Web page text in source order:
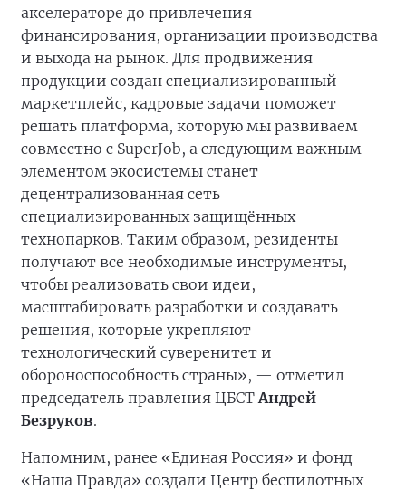
акселераторе до привлечения
финансирования, организации производства
и выхода на рынок. Для продвижения
продукции создан специализированный
маркетплейс, кадровые задачи поможет
решать платформа, которую мы развиваем
совместно с SuperJob, а следующим важным
элементом экосистемы станет
децентрализованная сеть
специализированных защищённых
технопарков. Таким образом, резиденты
получают все необходимые инструменты,
чтобы реализовать свои идеи,
масштабировать разработки и создавать
решения, которые укрепляют
технологический суверенитет и
обороноспособность страны», — отметил
председатель правления ЦБСТАндрей
Безруков.
Напомним, ранее «Единая Россия» и фонд
«Наша Правда» создали Центр беспилотных